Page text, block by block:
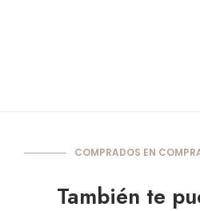
COMPRADOS EN
También te